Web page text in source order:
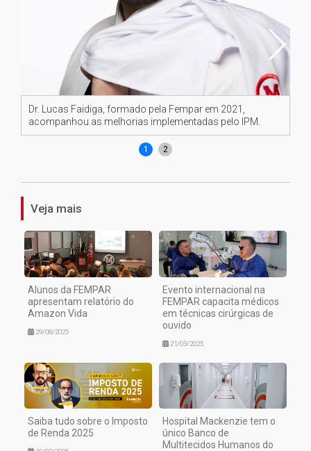
Dr. Lucas Faidiga, formado pela Fempar em 2021,
acompanhou as melhorias implementadas pelo IPM.
1 2
Veja mais
Alunos da FEMPAR
apresentam relatório do
Amazon Vida
29/08/2025
Evento internacional na
FEMPAR capacita médicos
em técnicas cirúrgicas de
ouvido
21/03/2025
Saiba tudo sobre o Imposto
de Renda 2025
Hospital Mackenzie tem o
único Banco de
Multitecidos Humanos do